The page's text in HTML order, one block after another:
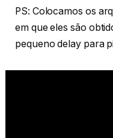
PS: Colocamos os
em que eles são
pequeno delay para